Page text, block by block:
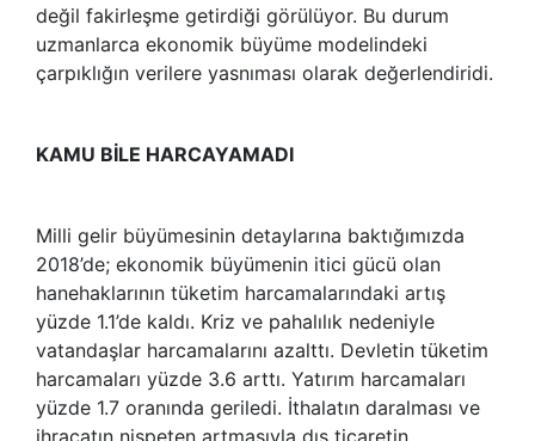
değil fakirleşme getirdiği görülüyor. Bu durum
uzmanlarca ekonomik büyüme modelindeki
çarpıklığın verilere yasnıması olarak değerlendiridi.
KAMU BİLE HARCAYAMADI
Milli gelir büyümesinin detaylarına baktığımızda
2018’de; ekonomik büyümenin itici gücü olan
hanehaklarının tüketim harcamalarındaki artış
yüzde 1.1’de kaldı. Kriz ve pahalılık nedeniyle
vatandaşlar harcamalarını azalttı. Devletin tüketim
harcamaları yüzde 3.6 arttı. Yatırım harcamaları
yüzde 1.7 oranında geriledi. İthalatın daralması ve
ihracatın nispeten artmasıyla dış ticaretin